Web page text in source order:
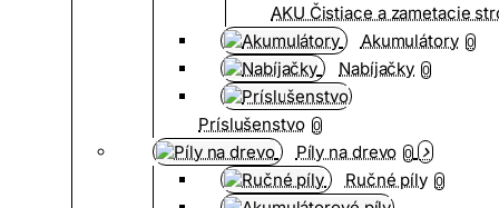
AKU Čistiace a zametacie
Akumulátory 0
Nabíjačky 0
Príslušenstvo 0
Píly na drevo 0
Ručné píly 0